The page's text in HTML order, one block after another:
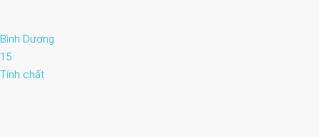
Bình Dương
15
Tính chất